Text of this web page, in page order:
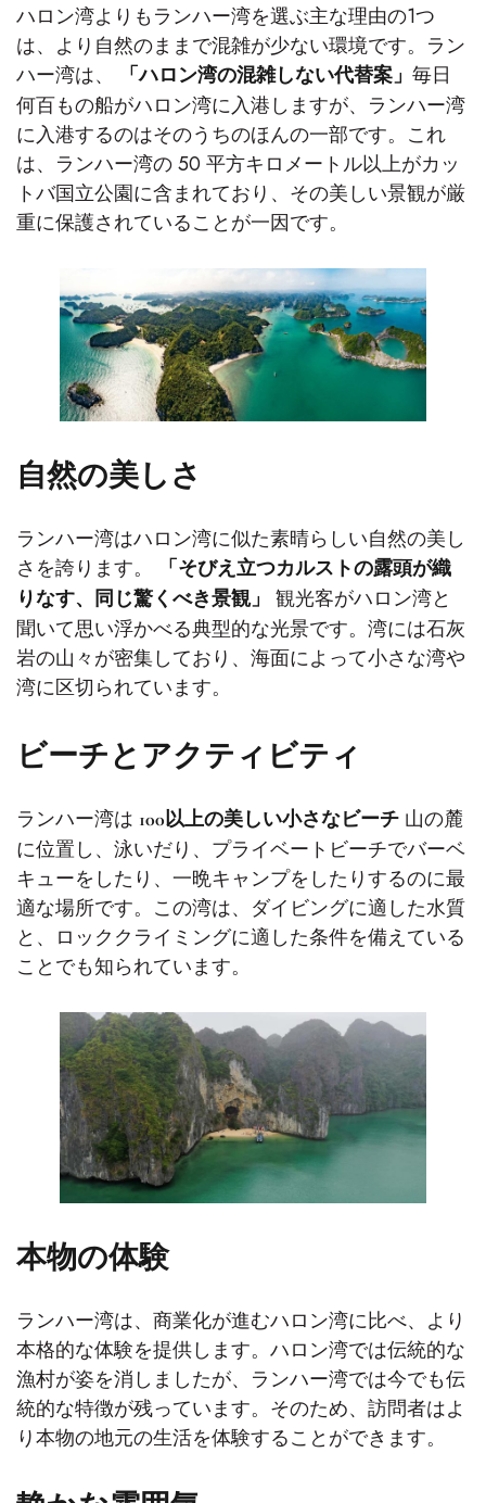
ハロン湾よりもランハー湾を選ぶ主な理由の1つ
は、より自然のままで混雑が少ない環境です。ラン
ハー湾は、
「ハロン湾の混雑しない代替案」 毎日
何百もの船がハロン湾に入港しますが、ランハー湾
に入港するのはそのうちのほんの一部です。これ
は、ランハー湾の 50 平方キロメートル以上がカッ
トバ国立公園に含まれており、その美しい景観が厳
重に保護されていることが一因です。
自然の美しさ
ランハー湾はハロン湾に似た素晴らしい自然の美し
さを誇ります。
「そびえ立つカルストの露頭が織
りなす、同じ驚くべき景観」
観光客がハロン湾と
聞いて思い浮かべる典型的な光景です。湾には石灰
岩の山々が密集しており、海面によって小さな湾や
湾に区切られています。
ビーチとアクティビティ
ランハー湾は 100以上の美しい小さなビーチ 山の麓
に位置し、泳いだり、プライベートビーチでバーベ
キューをしたり、一晩キャンプをしたりするのに最
適な場所です。この湾は、ダイビングに適した水質
と、ロッククライミングに適した条件を備えている
ことでも知られています。
本物の体験
ランハー湾は、商業化が進むハロン湾に比べ、より
本格的な体験を提供します。ハロン湾では伝統的な
漁村が姿を消しましたが、ランハー湾では今でも伝
統的な特徴が残っています。そのため、訪問者はよ
り本物の地元の生活を体験することができます。